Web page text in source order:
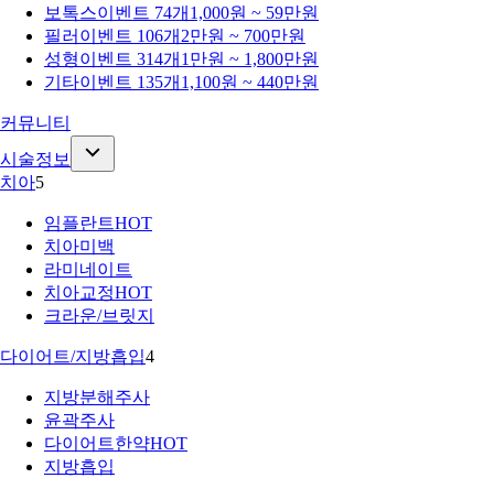
보톡스이벤트 74개 1,000원 ~ 59만원
필러 이벤트 106개 2만원 ~ 700만원
성형이벤트 314개 1만원 ~ 1,800만원
기타이벤트 135개 1,100원 ~ 440만원
커뮤니티
시술정보
치아5
임플란트HOT
치아미백
라미네이트
치아교정HOT
크라운/브릿지
다이어트/지방흡입4
지방분해주사
윤곽주사
다이어트한약HOT
지방흡입